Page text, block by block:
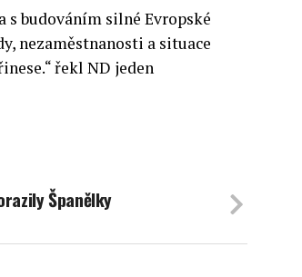
s budováním silné Evropské
nezaměstnanosti a situace
řekl ND jeden
Španělky